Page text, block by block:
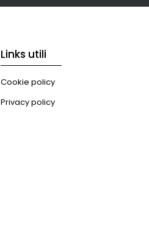
Links utili
Cookie policy
Privacy policy